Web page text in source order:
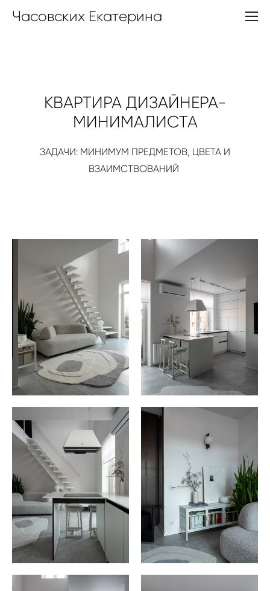
Часовских Екатерина
КВАРТИРА ДИЗАЙНЕРА-
МИНИМАЛИСТА
ЗАДАЧИ: МИНИМУМ ПРЕДМЕТОВ, ЦВЕТА И
ВЗАИМСТВОВАНИЙ